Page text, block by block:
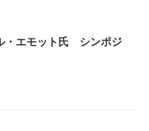
・エモット氏 シンポジ